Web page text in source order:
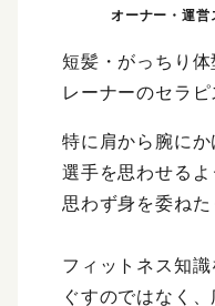
短髪・がっちり
レーナーのセラピ
特に肩から腕に
選手を思わせるよ
思わず身を委ねた
フィットネス知
ぐすのではなく